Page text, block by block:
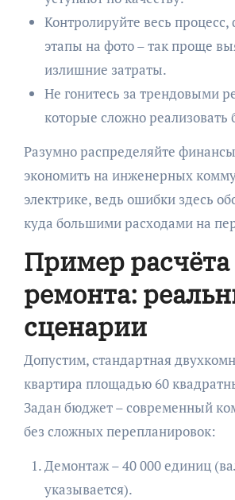
Контролируйте весь процесс,
этапы на фото – так проще
излишние затраты.
Не гонитесь за трендовыми
которые сложно реализовать
Разумно распределяйте
экономить на инженерных
электрике, ведь ошибки здесь
куда большими расходами на
Пример расчёта
ремонта:
сценарии
Допустим, стандартная
квартира площадью 60
Задан бюджет – современный
без сложных перепланировок:
Демонтаж – 40 000 единиц
указывается).